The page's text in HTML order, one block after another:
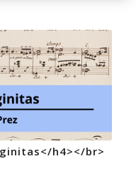
h4></br>